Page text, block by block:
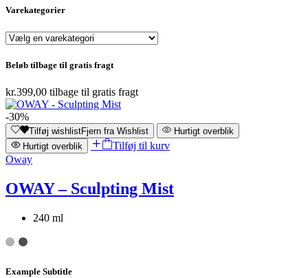
Varekategorier
Beløb tilbage til gratis fragt
kr.399,00 tilbage til gratis fragt
-30%
Tilføj wishlistFjern fra Wishlist
Hurtigt overblik
Hurtigt overblik
Tilføj til kurv
Oway
OWAY – Sculpting Mist
240 ml
Example Subtitle